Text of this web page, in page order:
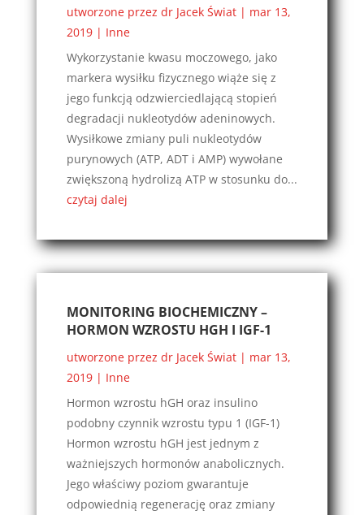
utworzone przez dr Jacek Świat| mar 13,
2019| Inne
Wykorzystanie kwasu moczowego, jako
markera wysiłku fizycznego wiąże się z
jego funkcją odzwierciedlającą stopień
degradacji nukleotydów adeninowych.
Wysiłkowe zmiany puli nukleotydów
purynowych (ATP, ADT i AMP) wywołane
zwiększoną hydrolizą ATP w stosunku do...
czytaj dalej
MONITORING BIOCHEMICZNY –
HORMON WZROSTU HGH I IGF-1
utworzone przez dr Jacek Świat| mar 13,
2019| Inne
Hormon wzrostu hGH oraz insulino
podobny czynnik wzrostu typu 1 (IGF-1)
Hormon wzrostu hGH jest jednym z
ważniejszych hormonów anabolicznych.
Jego właściwy poziom gwarantuje
odpowiednią regenerację oraz zmiany